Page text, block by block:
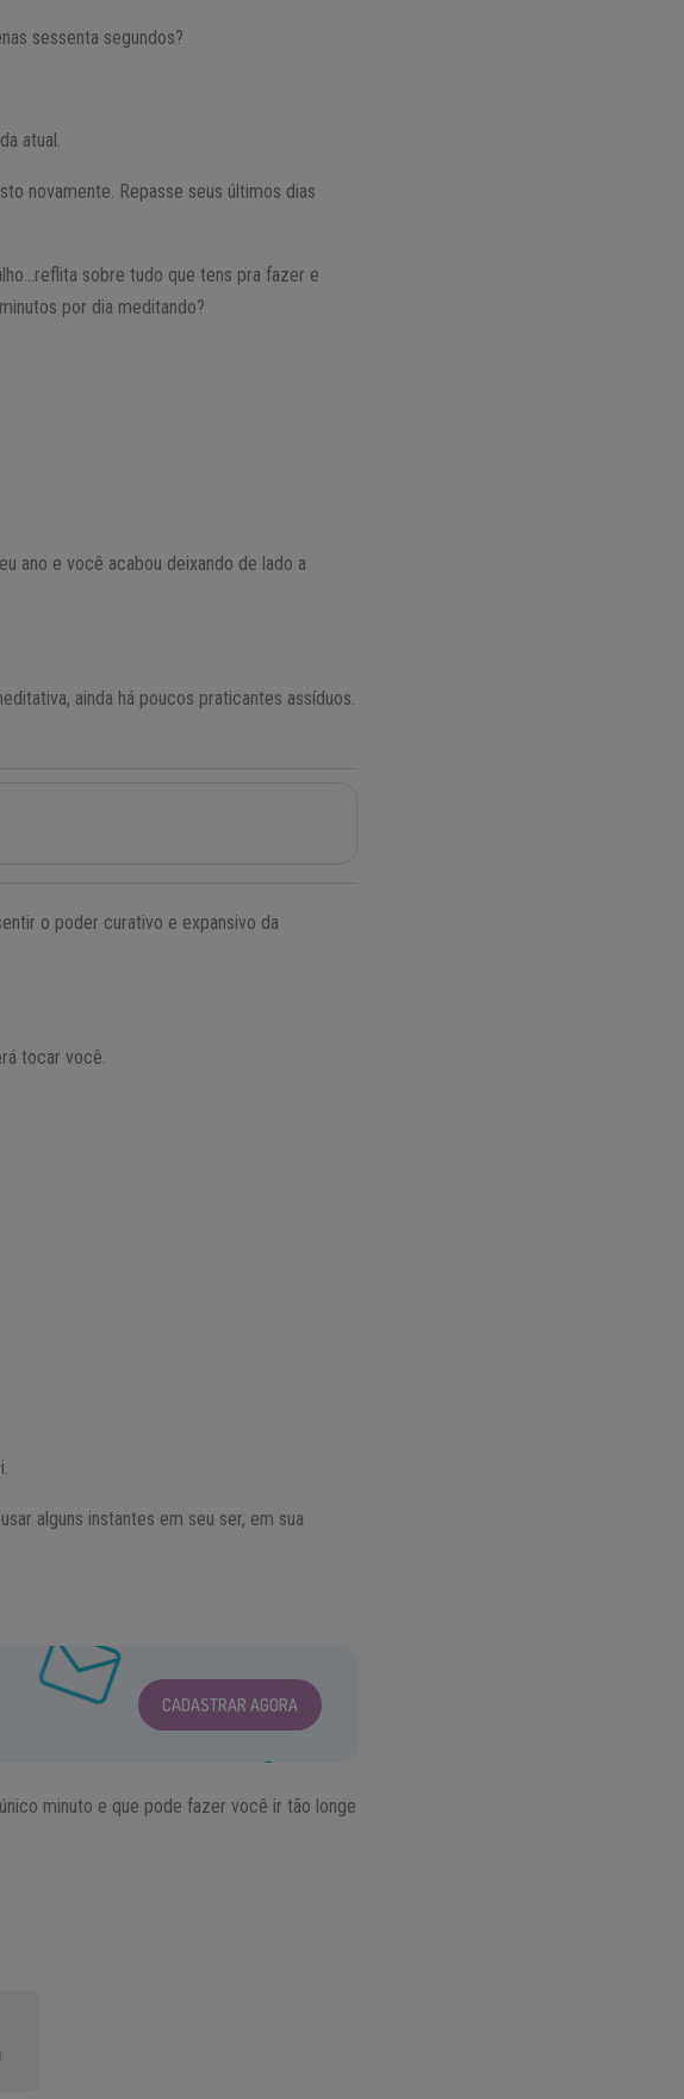
sessenta segundos?
atual.
novamente. Repasse seus últimos dias
sobre tudo que tens pra fazer e
por dia meditando?
ano e você acabou deixando de lado a
ainda há poucos praticantes assíduos.
o poder curativo e expansivo da
tocar você.
alguns instantes em seu ser, em sua
CADASTRAR AGORA
minuto e que pode fazer você ir tão longe